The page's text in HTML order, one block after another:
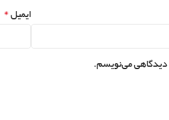
ایمیل*
دیدگاهی می‌نویسم.